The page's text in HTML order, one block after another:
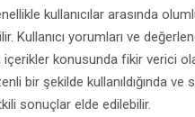
kullanıcılar arasında
Kullanıcı yorumları ve
içerikler konusunda fikir verici
bir şekilde kullanıldığında ve
sonuçlar elde edilebilir.